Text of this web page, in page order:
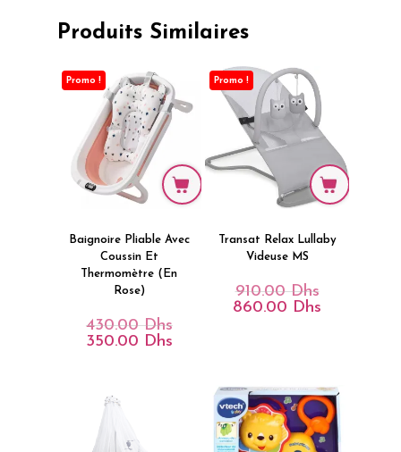
Produits Similaires
Promo !
Baignoire Pliable Avec
Coussin Et
Thermomètre (en
Rose)
430.00DhsLe
Prix
350.00 DhsLe
350.00 Dhs.
Promo !
Transat Relax Lullaby
Videuse MS
910.00DhsLe
Prix
860.00 Dhs